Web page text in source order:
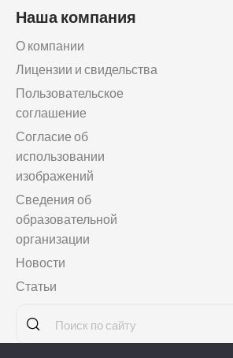
Наша компания
О компании
Лицензии и свидельства
Пользовательское
соглашение
Согласие об
использовании
изображений
Сведения об
образовательной
организации
Новости
Статьи